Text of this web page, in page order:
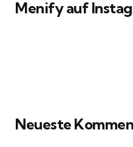
Menify auf
Neueste